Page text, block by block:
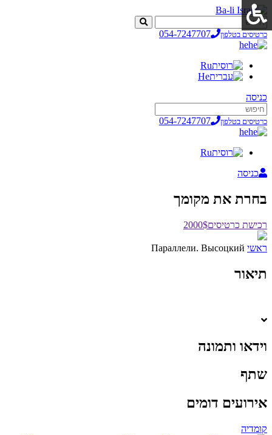
כרטיסים בטלפון
054-7247707
he
Ru
He
כניסה
כרטיסים בטלפון
054-7247707
he
Ru
כניסה
בחרת את מקומך
רכישת כרטיסים2000$
ראשי Параллели. Высоцкий
תיאור
וידאו ותמונה
שתף
אירועים דומים
קומדיה